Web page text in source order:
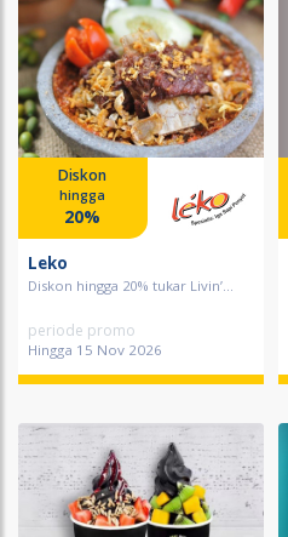
Diskon
hingga
20%
Leko
Diskon hingga 20% tukar Livin’...
periode promo
Hingga 15 Nov 2026